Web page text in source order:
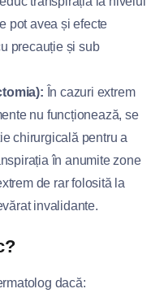
pot avea și efecte
precauție și sub
În cazuri extrem
nu funcționează, se
chirurgicală pentru a
în anumite zone
de rar folosită la
invalidante.
dacă: